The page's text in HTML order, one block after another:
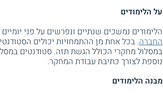
על הלימודים
הלימודים נמשכים שנתיים ונפרשים על פני
החברה. בכל אחת מן ההתמחויות יכולים
במסלול מחקרי הכולל הגשת תזה. סטודנטים
נוספת לצורך כתיבת עבודת המחקר.
מבנה הלימודים